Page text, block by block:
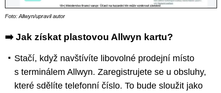
Foto: Allwyn/upravil autor
➡️ Jak získat plastovou Allwyn kartu?
Stačí, když navštívíte libovolné prodejní místo
s terminálem Allwyn. Zaregistrujete se u obsluhy,
které sdělíte telefonní číslo. To bude sloužit jako